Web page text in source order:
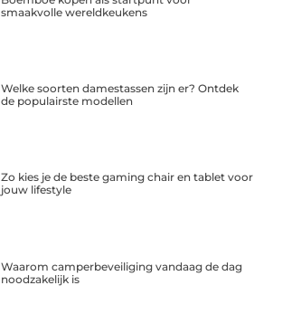
smaakvolle wereldkeukens
Welke soorten damestassen zijn er? Ontdek
de populairste modellen
Zo kies je de beste gaming chair en tablet voor
jouw lifestyle
Waarom camperbeveiliging vandaag de dag
noodzakelijk is